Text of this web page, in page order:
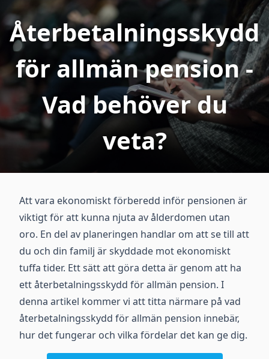
Återbetalningsskydd
för allmän pension -
Vad behöver du
veta?
Att vara ekonomiskt förberedd inför pensionen är
viktigt för att kunna njuta av ålderdomen utan
oro. En del av planeringen handlar om att se till att
du och din familj är skyddade mot ekonomiskt
tuffa tider. Ett sätt att göra detta är genom att ha
ett återbetalningsskydd för allmän pension. I
denna artikel kommer vi att titta närmare på vad
återbetalningsskydd för allmän pension innebär,
hur det fungerar och vilka fördelar det kan ge dig.